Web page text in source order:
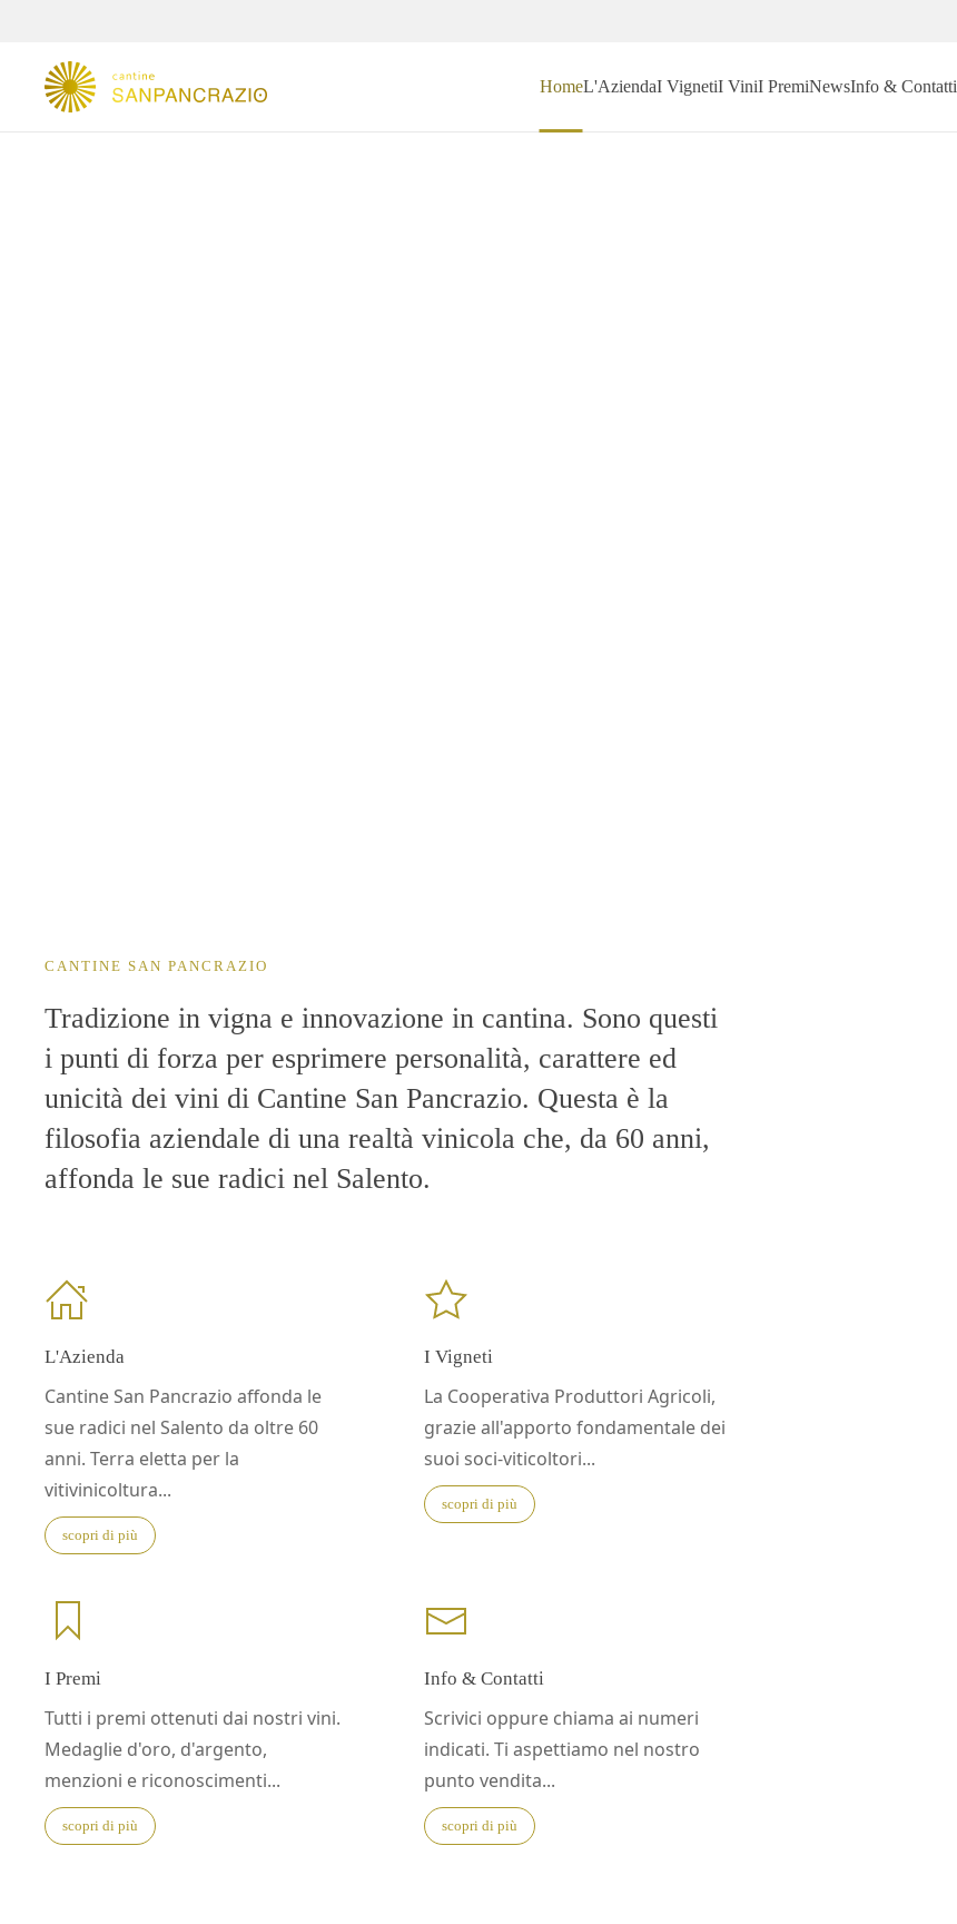
HomeL'AziendaI VignetiI ViniI PremiNewsInfo & Contatti
CANTINE SAN PANCRAZIO
Tradizione in vigna e innovazione in cantina. Sono questi
i punti di forza per esprimere personalità, carattere ed
unicità dei vini di Cantine San Pancrazio. Questa è la
filosofia aziendale di una realtà vinicola che, da 60 anni,
affonda le sue radici nel Salento.
L'Azienda
Cantine San Pancrazio affonda le
sue radici nel Salento da oltre 60
anni. Terra eletta per la
vitivinicoltura...
scopri di più
I Vigneti
La Cooperativa Produttori Agricoli,
grazie all'apporto fondamentale dei
suoi soci-viticoltori...
scopri di più
I Premi
Tutti i premi ottenuti dai nostri vini.
Medaglie d'oro, d'argento,
menzioni e riconoscimenti...
scopri di più
Info & Contatti
Scrivici oppure chiama ai numeri
indicati. Ti aspettiamo nel nostro
punto vendita...
scopri di più